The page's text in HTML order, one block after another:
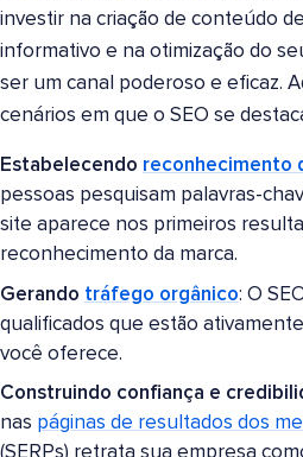
investir na criação de conteúdo
informativo e na otimização do
ser um canal poderoso e eficaz.
cenários em que o SEO se
Estabelecendo reconhecimento
pessoas pesquisam palavras-
site aparece nos primeiros
reconhecimento da marca.
Gerando tráfego orgânico: O
qualificados que estão
você oferece.
Construindo confiança e
nas páginas de resultados dos